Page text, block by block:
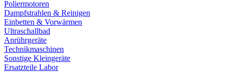
Poliermotoren
Dampfstrahlen & Reinigen
Einbetten & Vorwärmen
Ultraschallbad
Anrührgeräte
Technikmaschinen
Sonstige Kleingeräte
Ersatzteile Labor